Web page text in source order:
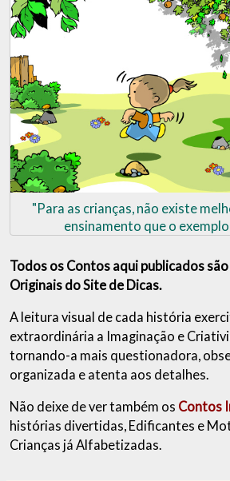
"Para as crianças, não existe
ensinamento que o exemplo
Todos os Contos aqui publicados são
Originais do Site de Dicas.
A leitura visual de cada história
extraordinária a Imaginação e
tornando-a mais questionadora,
organizada e atenta aos detalhes.
Não deixe de ver também os Contos
histórias divertidas, Edificantes e
Crianças já Alfabetizadas.